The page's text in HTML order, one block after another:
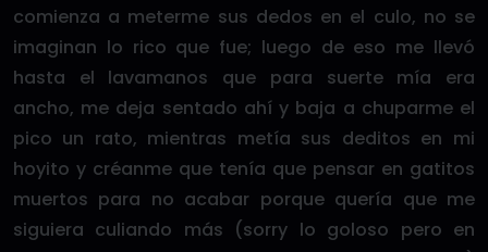
comienza a meterme sus dedos en el culo, no se
imaginan lo rico que fue; luego de eso me llevó
hasta el lavamanos que para suerte mía era
ancho, me deja sentado ahí y baja a chuparme el
pico un rato, mientras metía sus deditos en mi
hoyito y créanme que tenía que pensar en gatitos
muertos para no acabar porque quería que me
siguiera culiando más (sorry lo goloso pero en